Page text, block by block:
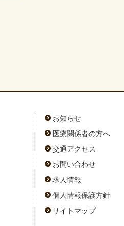
お知らせ
医療関係者の方へ
交通アクセス
お問い合わせ
求人情報
個人情報保護方針
サイトマップ